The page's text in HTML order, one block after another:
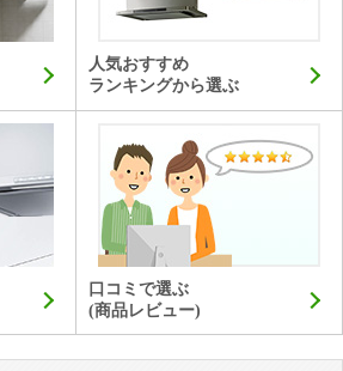
人気おすすめ
ランキングから選ぶ
口コミで選ぶ
(商品レビュー)